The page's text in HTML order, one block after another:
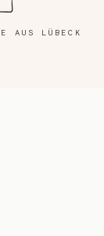
AUS LÜBECK